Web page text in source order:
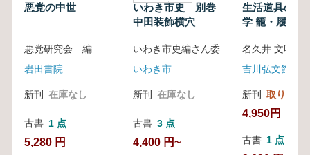
悪党の中世
悪党研究会 編
岩田書院
新刊 在庫なし
古書 1 点
5,280 円
いわき市史 別巻
中田装飾横穴
いわき市
新刊 在庫なし
古書 3 点
4,400 円~
生活道具の民
学 籠・履物・木割り
名久井 文明 著
吉川弘文館
新刊 取り寄せ
4,950円
古書 1 点